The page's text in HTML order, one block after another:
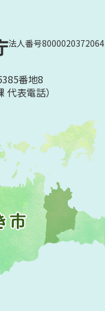
法人番号8000020372064
番地8
代表電話）